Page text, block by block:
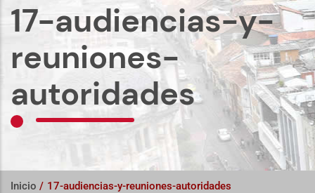
17-audiencias-y-
reuniones-
autoridades
Inicio / 17-audiencias-y-reuniones-autoridades